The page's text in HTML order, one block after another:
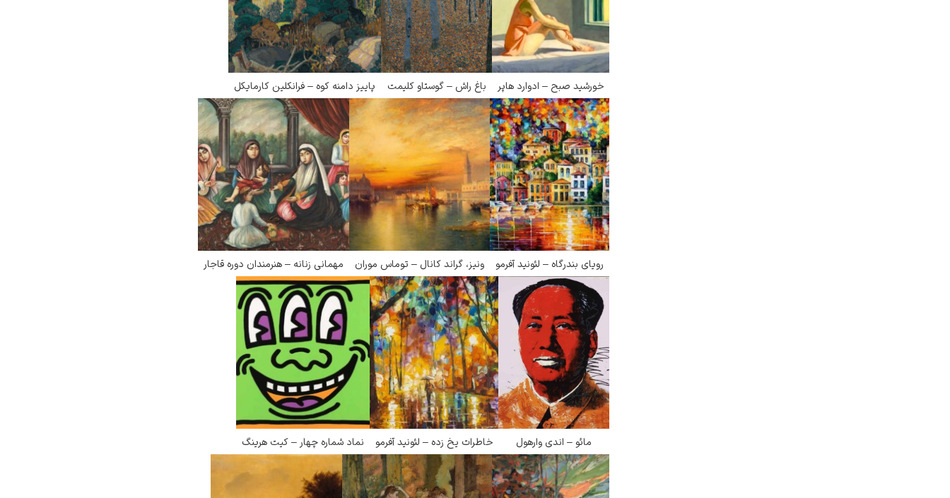
خورشید صبح – ادوارد هاپر باغ راش – گوستاو کلیمت پاییز دامنه کوه – فرانکلین کارمایکل
رویای بندرگاه – لئونید آفرمو ونیز، گراند کانال – توماس موران مهمانی زنانه – هنرمندان دوره قاجار
مائو – اندی وارهول خاطرات یخ زده – لئونید آفرمو نماد شماره چهار – کیت هرینگ